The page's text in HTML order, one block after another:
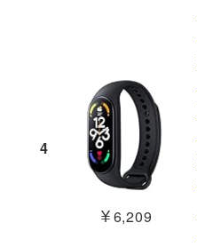
4
￥6,209